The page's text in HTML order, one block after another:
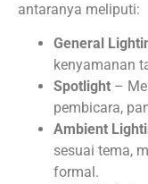
antaranya meliputi:
General
kenyamanan
Spotlight –
pembicara,
Ambient
sesuai tema,
formal.